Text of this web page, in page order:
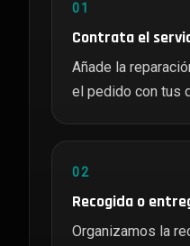
01
Contrata el
Añade la
el pedido con tus
02
Recogida o
Organizamos la